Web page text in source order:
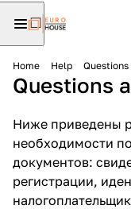
Home Help
Questions
Ниже приведены
необходимости
документов:
регистрации,